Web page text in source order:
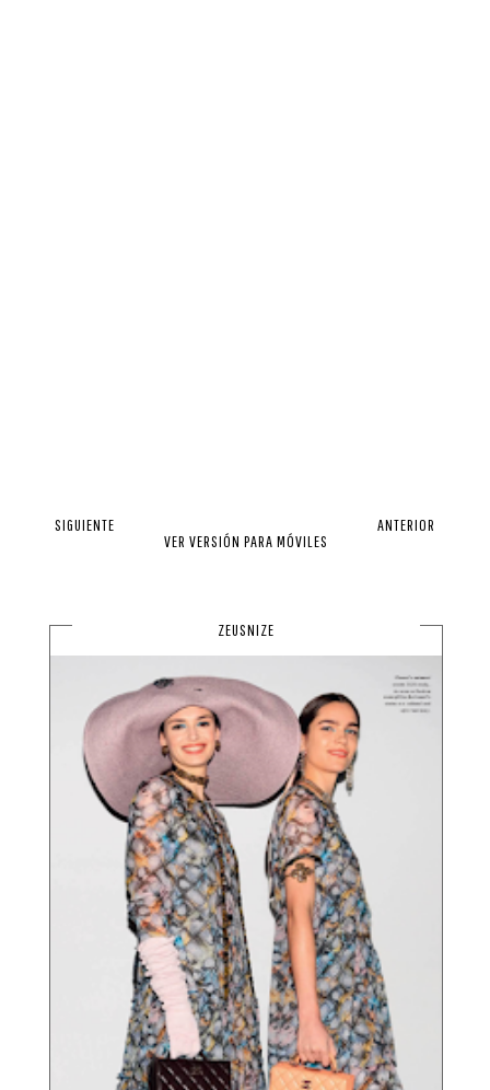
SIGUIENTE
ANTERIOR
VER VERSIÓN PARA MÓVILES
ZEUSNIZE